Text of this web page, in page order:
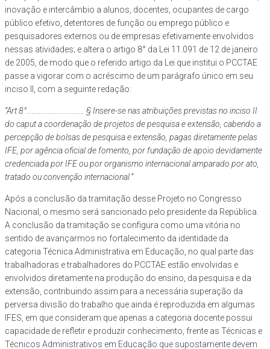
inovação e intercâmbio a alunos, docentes, ocupantes de cargo
público efetivo, detentores de função ou emprego público e
pesquisadores externos ou de empresas efetivamente envolvidos
nessas atividades; e altera o artigo 8° da Lei 11.091 de 12 de janeiro
de 2005, de modo que o referido artigo da Lei que institui o PCCTAE
passe a vigorar com o acréscimo de um parágrafo único em seu
inciso II, com a seguinte redação:
“Art 8°………………………….. § Insere-se nas atribuições previstas no inciso II
do caput a coordenação de projetos de pesquisa e extensão, cabendo a
percepção de bolsas de pesquisa e extensão, pagas diretamente pelas
IFE, por agência oficial de fomento, por fundação de apoio devidamente
credenciada por IFE ou por organismo internacional amparado por ato,
tratado ou convenção internacional.”
Após a conclusão da tramitação desse Projeto no Congresso
Nacional, o mesmo será sancionado pelo presidente da República.
A conclusão da tramitação se configura como uma vitória no
sentido de avançarmos no fortalecimento da identidade da
categoria Técnica Administrativa em Educação, no qual parte das
trabalhadoras e trabalhadores do PCCTAE estão envolvidas e
envolvidos diretamente na produção do ensino, da pesquisa e da
extensão, contribuindo assim para a necessária superação da
perversa divisão do trabalho que ainda é reproduzida em algumas
IFES, em que consideram que apenas a categoria docente possui
capacidade de refletir e produzir conhecimento, frente as Técnicas e
Técnicos Administrativos em Educação que supostamente devem